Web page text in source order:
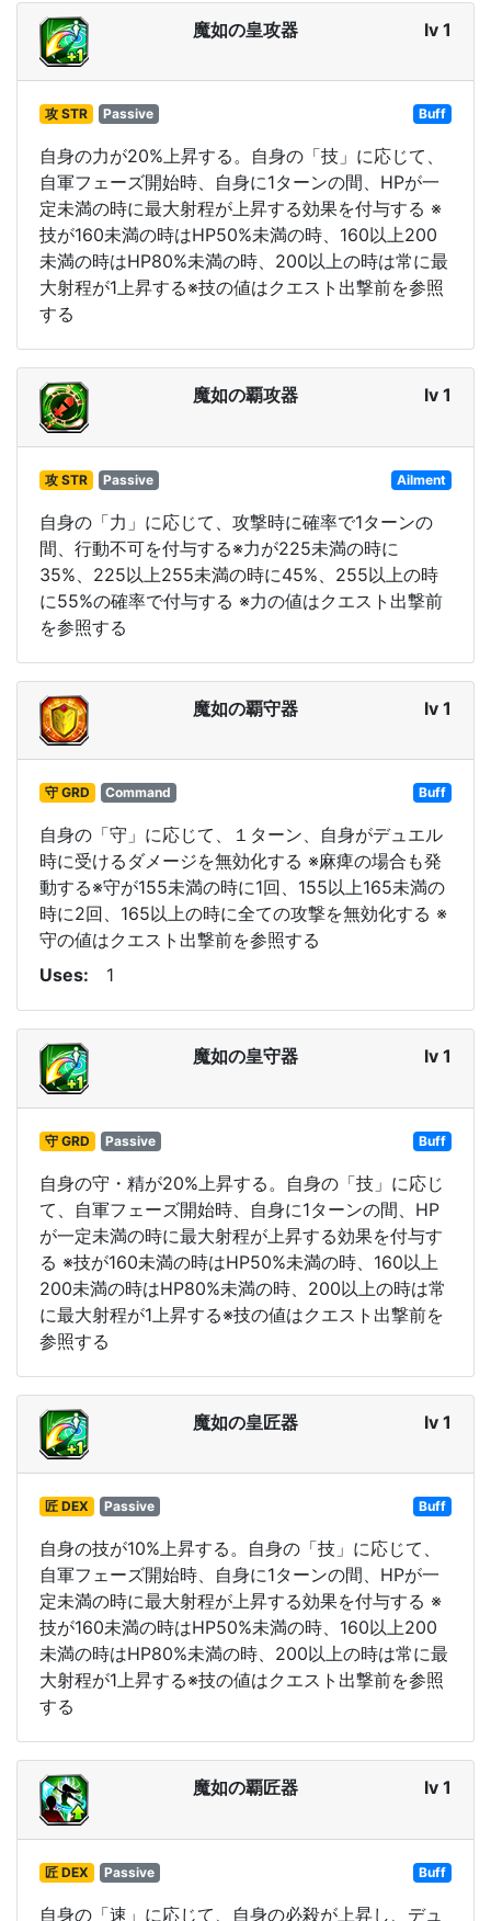
魔如の皇攻器 lv 1
攻 STR Passive Buff
自身の力が20%上昇する。自身の「技」に応じて、
自軍フェーズ開始時、自身に1ターンの間、HPが一
定未満の時に最大射程が上昇する効果を付与する ※
技が160未満の時はHP50%未満の時、160以上200
未満の時はHP80%未満の時、200以上の時は常に最
大射程が1上昇する※技の値はクエスト出撃前を参照
する
魔如の覇攻器 lv 1
攻 STR Passive Ailment
自身の「力」に応じて、攻撃時に確率で1ターンの
間、行動不可を付与する※力が225未満の時に
35%、225以上255未満の時に45%、255以上の時
に55%の確率で付与する ※力の値はクエスト出撃前
を参照する
魔如の覇守器 lv 1
守 GRD Command Buff
自身の「守」に応じて、１ターン、自身がデュエル
時に受けるダメージを無効化する ※麻痺の場合も発
動する※守が155未満の時に1回、155以上165未満の
時に2回、165以上の時に全ての攻撃を無効化する ※
守の値はクエスト出撃前を参照する
Uses
1
魔如の皇守器 lv 1
守 GRD Passive Buff
自身の守・精が20%上昇する。自身の「技」に応じ
て、自軍フェーズ開始時、自身に1ターンの間、HP
が一定未満の時に最大射程が上昇する効果を付与す
る ※技が160未満の時はHP50%未満の時、160以上
200未満の時はHP80%未満の時、200以上の時は常
に最大射程が1上昇する※技の値はクエスト出撃前を
参照する
魔如の皇匠器 lv 1
匠 DEX Passive Buff
自身の技が10%上昇する。自身の「技」に応じて、
自軍フェーズ開始時、自身に1ターンの間、HPが一
定未満の時に最大射程が上昇する効果を付与する ※
技が160未満の時はHP50%未満の時、160以上200
未満の時はHP80%未満の時、200以上の時は常に最
大射程が1上昇する※技の値はクエスト出撃前を参照
する
魔如の覇匠器 lv 1
匠 DEX Passive Buff
自身の「速」に応じて、自身の必殺が上昇し、デュ